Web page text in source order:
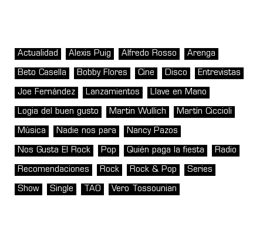
Actualidad Alexis Puig Alfredo Rosso Arenga
Beto Casella Bobby Flores Cine Disco Entrevistas
Joe Fernández Lanzamientos Llave en Mano
Logia del buen gusto Martin Wullich Martín Ciccioli
Música Nadie nos para Nancy Pazos
Nos Gusta El Rock Pop Quién paga la fiesta Radio
Recomendaciones Rock Rock & Pop Series
Show Single TAO Vero Tossounian